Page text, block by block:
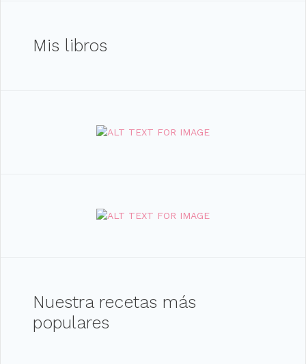
Mis libros
Nuestra recetas más
populares